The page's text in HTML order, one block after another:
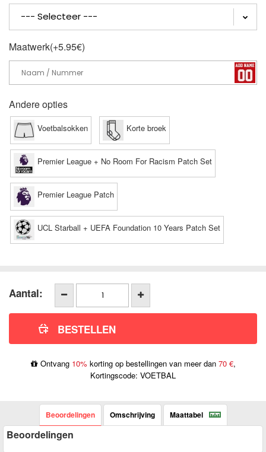
Maatwerk(+5.95€)
Andere opties
Voetbalsokken Korte broek
Premier League + No Room For Racism Patch Set
Premier League Patch
UCL Starball + UEFA Foundation 10 Years Patch Set
Aantal:
Ontvang 10% korting op bestellingen van meer dan 70 €,
Kortingscode: VOETBAL
Beoordelingen Omschrijving Maattabel
Beoordelingen